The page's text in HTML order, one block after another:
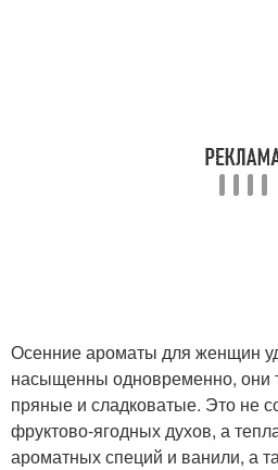
Осенние ароматы для женщин
насыщенны одновременно, они
пряные и сладковатые. Это не
фруктово-ягодных духов, а
ароматных специй и ванили, а